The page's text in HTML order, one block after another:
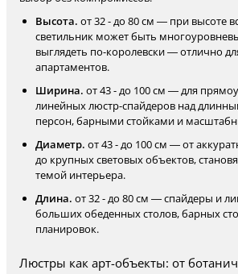
Высота. от 32 - до 80 см — при высоте
светильник может быть
выглядеть по-королевски — отлично
апартаментов.
Ширина. от 43 - до 100 см — для
линейных люстр-спайдеров над
персон, барными стойками и
Диаметр. от 43 - до 100 см — от
до крупных световых объектов,
темой интерьера.
Длина. от 32 - до 80 см — спайдеры и
больших обеденных столов, барных
планировок.
Люстры как арт-объекты: от